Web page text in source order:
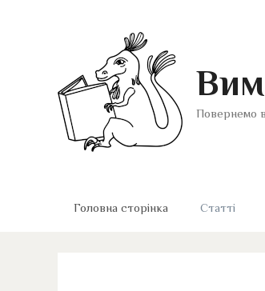
Повернемо
Головна сторінка Статті